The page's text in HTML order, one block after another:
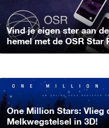
Vind je eigen ster aan
hemel met de OSR Star
One Million Stars: Vlieg
Melkwegstelsel in 3D!